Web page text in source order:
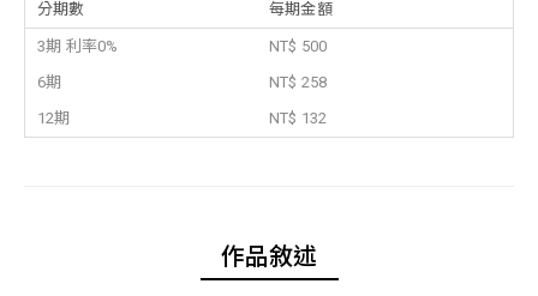
分期數 每期金額
3期 利率0%
NT$ 500
6期
NT$ 258
12期
NT$ 132
作品敘述